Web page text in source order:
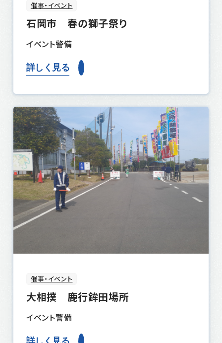
催事・イベント
石岡市 春の獅子祭り
イベント警備
詳しく見る
催事・イベント
大相撲 鹿行鉾田場所
イベント警備